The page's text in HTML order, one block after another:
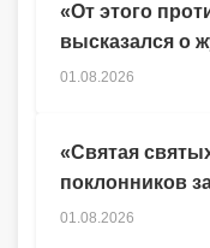
«От этого
высказался о
01.08.2026
«Святая
поклонников
01.08.2026